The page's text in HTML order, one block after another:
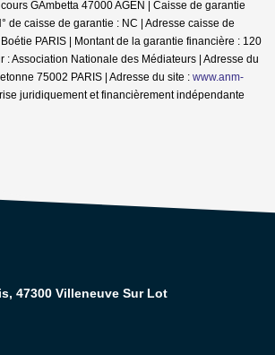
GAmbetta 47000 AGEN | Caisse de garantie
de caisse de garantie : NC | Adresse caisse de
PARIS | Montant de la garantie financière : 120
: Association Nationale des Médiateurs | Adresse du
75002 PARIS | Adresse du site : www.anm-
juridiquement et financièrement indépendante
47300 Villeneuve Sur Lot